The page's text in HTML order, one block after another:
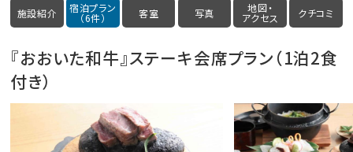
施設紹介 宿泊プラン
（6件） 客室 写真 地図・
アクセス クチコミ
『おおいた和牛』ステーキ会席プラン（1泊2食
付き）